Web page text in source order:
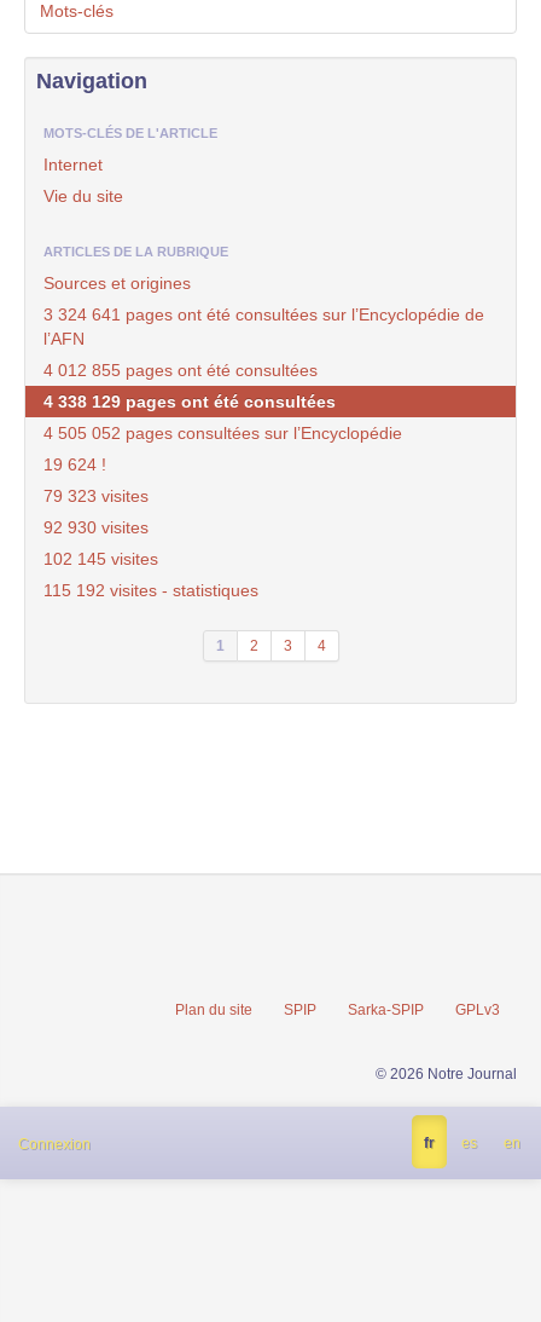
Mots-clés
Navigation
MOTS-CLÉS DE L'ARTICLE
Internet
Vie du site
ARTICLES DE LA RUBRIQUE
Sources et origines
3 324 641 pages ont été consultées sur l’Encyclopédie de
l’AFN
4 012 855 pages ont été consultées
4 338 129 pages ont été consultées
4 505 052 pages consultées sur l’Encyclopédie
19 624 !
79 323 visites
92 930 visites
102 145 visites
115 192 visites - statistiques
1 2 3 4
Plan du site SPIP Sarka-SPIP GPLv3
© 2026 Notre Journal
Connexion fr es en